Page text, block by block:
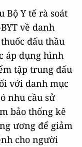
Bộ Y tế rà soát
về danh
đấu thầu
áp dụng hình
tập trung đấu
với danh mục
nhu cầu sử
bảo thống kê
ương để giảm
cho người